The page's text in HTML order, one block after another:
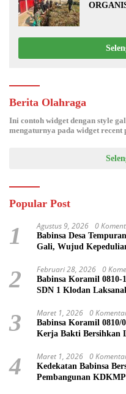
Berita Olahraga
Ini contoh widget dengan style
mengaturnya pada widget recent
Popular Post
1 Agustus 9, 2026 0
Babinsa Desa
Gali, Wujud
2 Februari 28, 2026 0
Babinsa Koramil 0810-
SDN 1 Klodan
3 Maret 1, 2026 0
Babinsa Koramil 0810/
Kerja Bakti Bersihkan
4 Maret 1, 2026 0
Kedekatan Babinsa
Pembangunan